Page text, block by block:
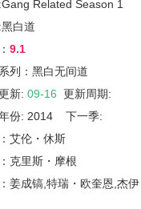
Related Season 1
白道
9.1
列：黑白无间道
新: 09-16 更新周期:
年份: 2014 下一季:
艾伦・休斯
克里斯・摩根
姜成镐,特瑞・欧奎恩,杰